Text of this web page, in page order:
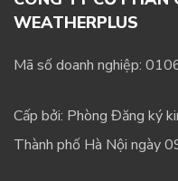
WEATHERPLUS
Mã số doanh nghiệp:
Cấp bởi: Phòng Đăng ký
Thành phố Hà Nội ngày